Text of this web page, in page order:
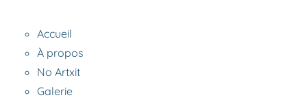
Accueil
À propos
No Artxit
Galerie